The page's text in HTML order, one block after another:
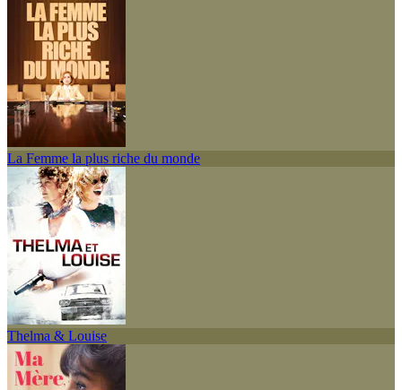
La Femme la plus riche du monde
Thelma & Louise